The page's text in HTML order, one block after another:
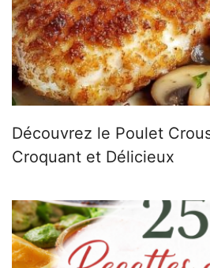
Découvrez le Poulet
Croquant et Délicieux